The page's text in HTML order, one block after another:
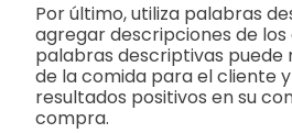
Por último, utiliza palabras
agregar descripciones de los
palabras descriptivas puede
de la comida para el cliente
resultados positivos en su
compra.